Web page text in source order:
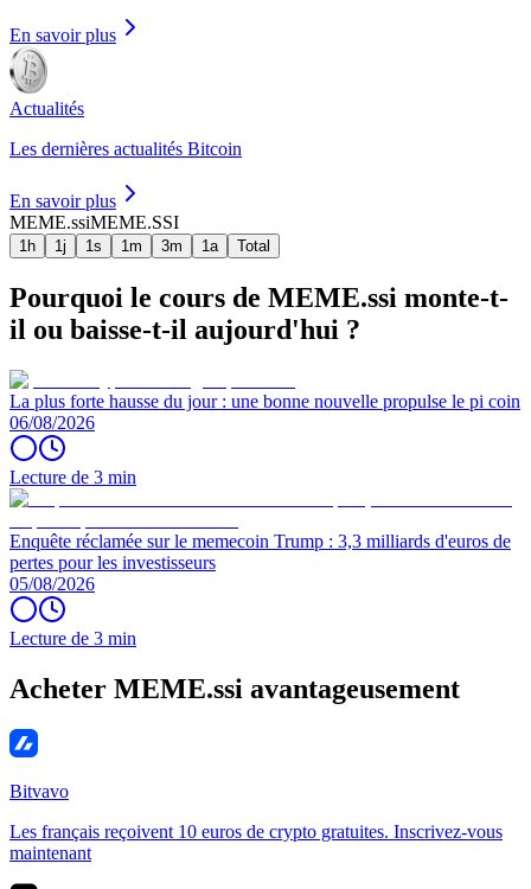
En savoir plus
Actualités
Les dernières actualités Bitcoin
En savoir plus
MEME.ssiMEME.SSI
1h 1j 1s 1m 3m 1a Total
Pourquoi le cours de MEME.ssi monte-t-
il ou baisse-t-il aujourd'hui ?
La plus forte hausse du jour : une bonne nouvelle propulse le pi coin
06/08/2026
Lecture de 3 min
Enquête réclamée sur le memecoin Trump : 3,3 milliards d'euros de
pertes pour les investisseurs
05/08/2026
Lecture de 3 min
Acheter MEME.ssi avantageusement
Bitvavo
Les français reçoivent 10 euros de crypto gratuites. Inscrivez-vous
maintenant